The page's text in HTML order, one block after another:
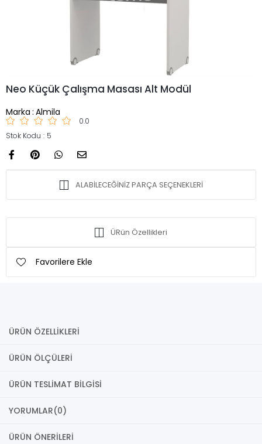
Neo Küçük Çalışma Masası Alt Modül
Marka : Almila
0.0
Stok Kodu
5
ALABİLECEĞİNİZ PARÇA SEÇENEKLERİ
ÜRün Özellikleri
Favorilere Ekle
YORUMLAR(0)
ÜRÜN ÖNERILERI
ÜRÜN ÖZELLIKLERI
ÜRÜN ÖLÇÜLERI
ÜRÜN TESLIMAT BILGISI